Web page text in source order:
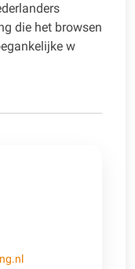
die het browsen
w